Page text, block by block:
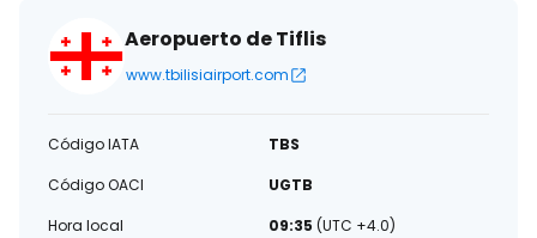
Aeropuerto de Tiflis
www.tbilisiairport.com
Código IATA
TBS
Código OACI
UGTB
Hora local
09:35 (UTC +4.0)